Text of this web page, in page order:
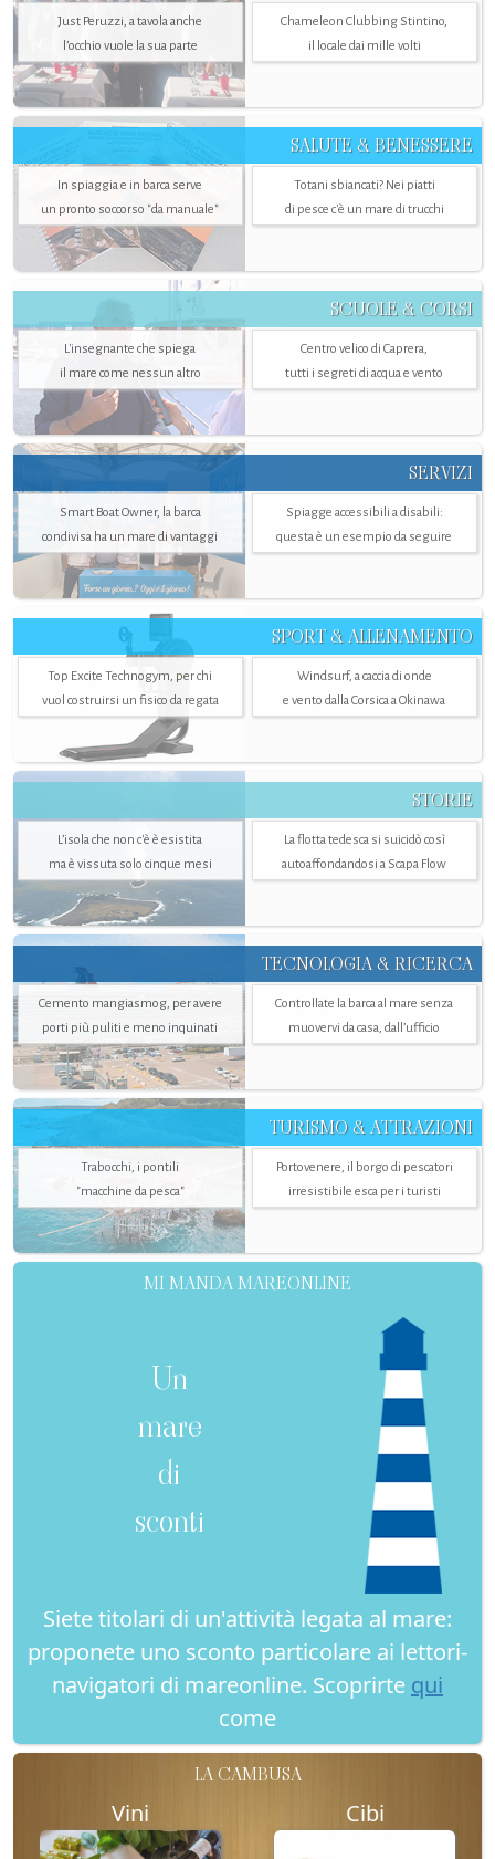
Just Peruzzi, a tavola anche
l’occhio vuole la sua parte
Chameleon Clubbing Stintino,
il locale dai mille volti
SALUTE & BENESSERE
In spiaggia e in barca serve
un pronto soccorso "da manuale"
Totani sbiancati? Nei piatti
di pesce c'è un mare di trucchi
SCUOLE & CORSI
L'insegnante che spiega
il mare come nessun altro
Centro velico di Caprera,
tutti i segreti di acqua e vento
SERVIZI
Smart Boat Owner, la barca
condivisa ha un mare di vantaggi
Spiagge accessibili a disabili:
questa è un esempio da seguire
SPORT & ALLENAMENTO
Top Excite Technogym, per chi
vuol costruirsi un fisico da regata
Windsurf, a caccia di onde
e vento dalla Corsica a Okinawa
STORIE
L’isola che non c'è è esistita
ma è vissuta solo cinque mesi
La flotta tedesca si suicidò così
autoaffondandosi a Scapa Flow
TECNOLOGIA & RICERCA
Cemento mangiasmog, per avere
porti più puliti e meno inquinati
Controllate la barca al mare senza
muovervi da casa, dall’ufficio
TURISMO & ATTRAZIONI
Trabocchi, i pontili
"macchine da pesca"
Portovenere, il borgo di pescatori
irresistibile esca per i turisti
MI MANDA MAREONLINE
Un
mare
di
sconti
Siete titolari di un'attività legata al mare:
proponete uno sconto particolare ai lettori-
navigatori di mareonline. Scoprirte qui
come
LA CAMBUSA
Vini Cibi